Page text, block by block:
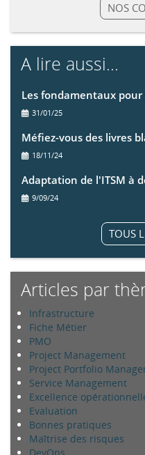
NOS
A lire aussi...
Les fondamentaux
31/01/25
Méfiez-vous des livres
18/11/24
Adaptation de l'ITSM à
9/09/24
TOUS
Articles par
Infrastructure
Fiche Métier
PMO
Project Management
Project Portfolio
Service Management
Excellence
Evaluation
Bonnes pratiques
Maîtrise des risques